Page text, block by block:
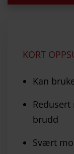
KORT
Kan
brudd
Svært